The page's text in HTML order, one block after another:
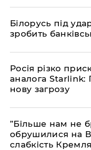
​Білорусь під
зробить
​Росія різко
аналога
нову загрозу
​”Більше нам не
обрушилися на
слабкість Кремля